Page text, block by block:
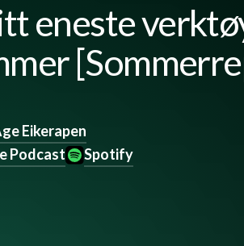
eneste
Eikerapen
Podcast Spotify